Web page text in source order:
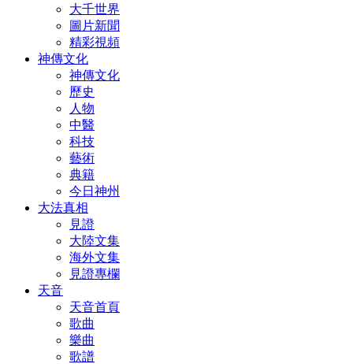
大千世界
圖片新聞
精彩視頻
神傳文化
神傳文化
歷史
人物
中醫
科技
藝術
典籍
今日神州
大法真相
見證
大陸文集
海外文集
見證專欄
天音
天音首頁
歌曲
樂曲
歌譜